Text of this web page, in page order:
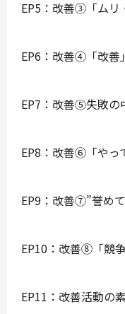
EP5：改善③「ムリ
EP6：改善④「改善
EP7：改善⑤失敗の
EP8：改善⑥「やっ
EP9：改善⑦”誉め
EP10：改善⑧「競
EP11：改善活動の